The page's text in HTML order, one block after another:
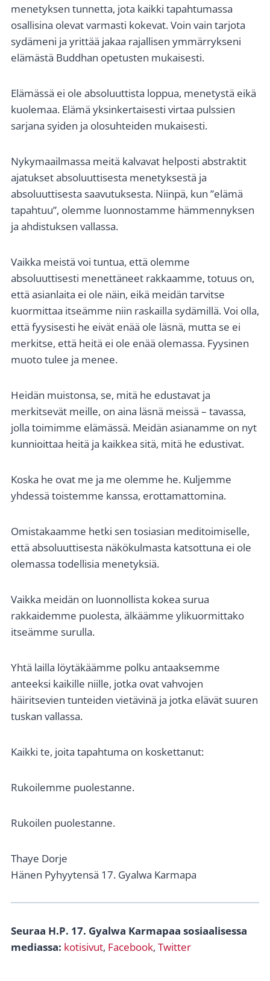
menetyksen tunnetta, jota kaikki tapahtumassa
osallisina olevat varmasti kokevat. Voin vain tarjota
sydämeni ja yrittää jakaa rajallisen ymmärrykseni
elämästä Buddhan opetusten mukaisesti.
Elämässä ei ole absoluuttista loppua, menetystä eikä
kuolemaa. Elämä yksinkertaisesti virtaa pulssien
sarjana syiden ja olosuhteiden mukaisesti.
Nykymaailmassa meitä kalvavat helposti abstraktit
ajatukset absoluuttisesta menetyksestä ja
absoluuttisesta saavutuksesta. Niinpä, kun ”elämä
tapahtuu”, olemme luonnostamme hämmennyksen
ja ahdistuksen vallassa.
Vaikka meistä voi tuntua, että olemme
absoluuttisesti menettäneet rakkaamme, totuus on,
että asianlaita ei ole näin, eikä meidän tarvitse
kuormittaa itseämme niin raskailla sydämillä. Voi olla,
että fyysisesti he eivät enää ole läsnä, mutta se ei
merkitse, että heitä ei ole enää olemassa. Fyysinen
muoto tulee ja menee.
Heidän muistonsa, se, mitä he edustavat ja
merkitsevät meille, on aina läsnä meissä – tavassa,
jolla toimimme elämässä. Meidän asianamme on nyt
kunnioittaa heitä ja kaikkea sitä, mitä he edustivat.
Koska he ovat me ja me olemme he. Kuljemme
yhdessä toistemme kanssa, erottamattomina.
Omistakaamme hetki sen tosiasian meditoimiselle,
että absoluuttisesta näkökulmasta katsottuna ei ole
olemassa todellisia menetyksiä.
Vaikka meidän on luonnollista kokea surua
rakkaidemme puolesta, älkäämme ylikuormittako
itseämme surulla.
Yhtä lailla löytäkäämme polku antaaksemme
anteeksi kaikille niille, jotka ovat vahvojen
häiritsevien tunteiden vietävinä ja jotka elävät suuren
tuskan vallassa.
Kaikki te, joita tapahtuma on koskettanut:
Rukoilemme puolestanne.
Rukoilen puolestanne.
Thaye Dorje
Hänen Pyhyytensä 17. Gyalwa Karmapa
Seuraa H.P. 17. Gyalwa Karmapaa sosiaalisessa
mediassa: kotisivut, Facebook, Twitter